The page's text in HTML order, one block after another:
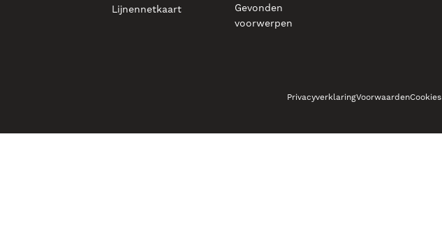
Lijnennetkaart
Gevonden
voorwerpen
PrivacyverklaringVoorwaardenCookies